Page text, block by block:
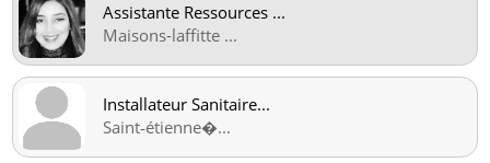
Assistante Ressources ...
Maisons-laffitte ...
Installateur Sanitaire...
Saint‑étienne�...